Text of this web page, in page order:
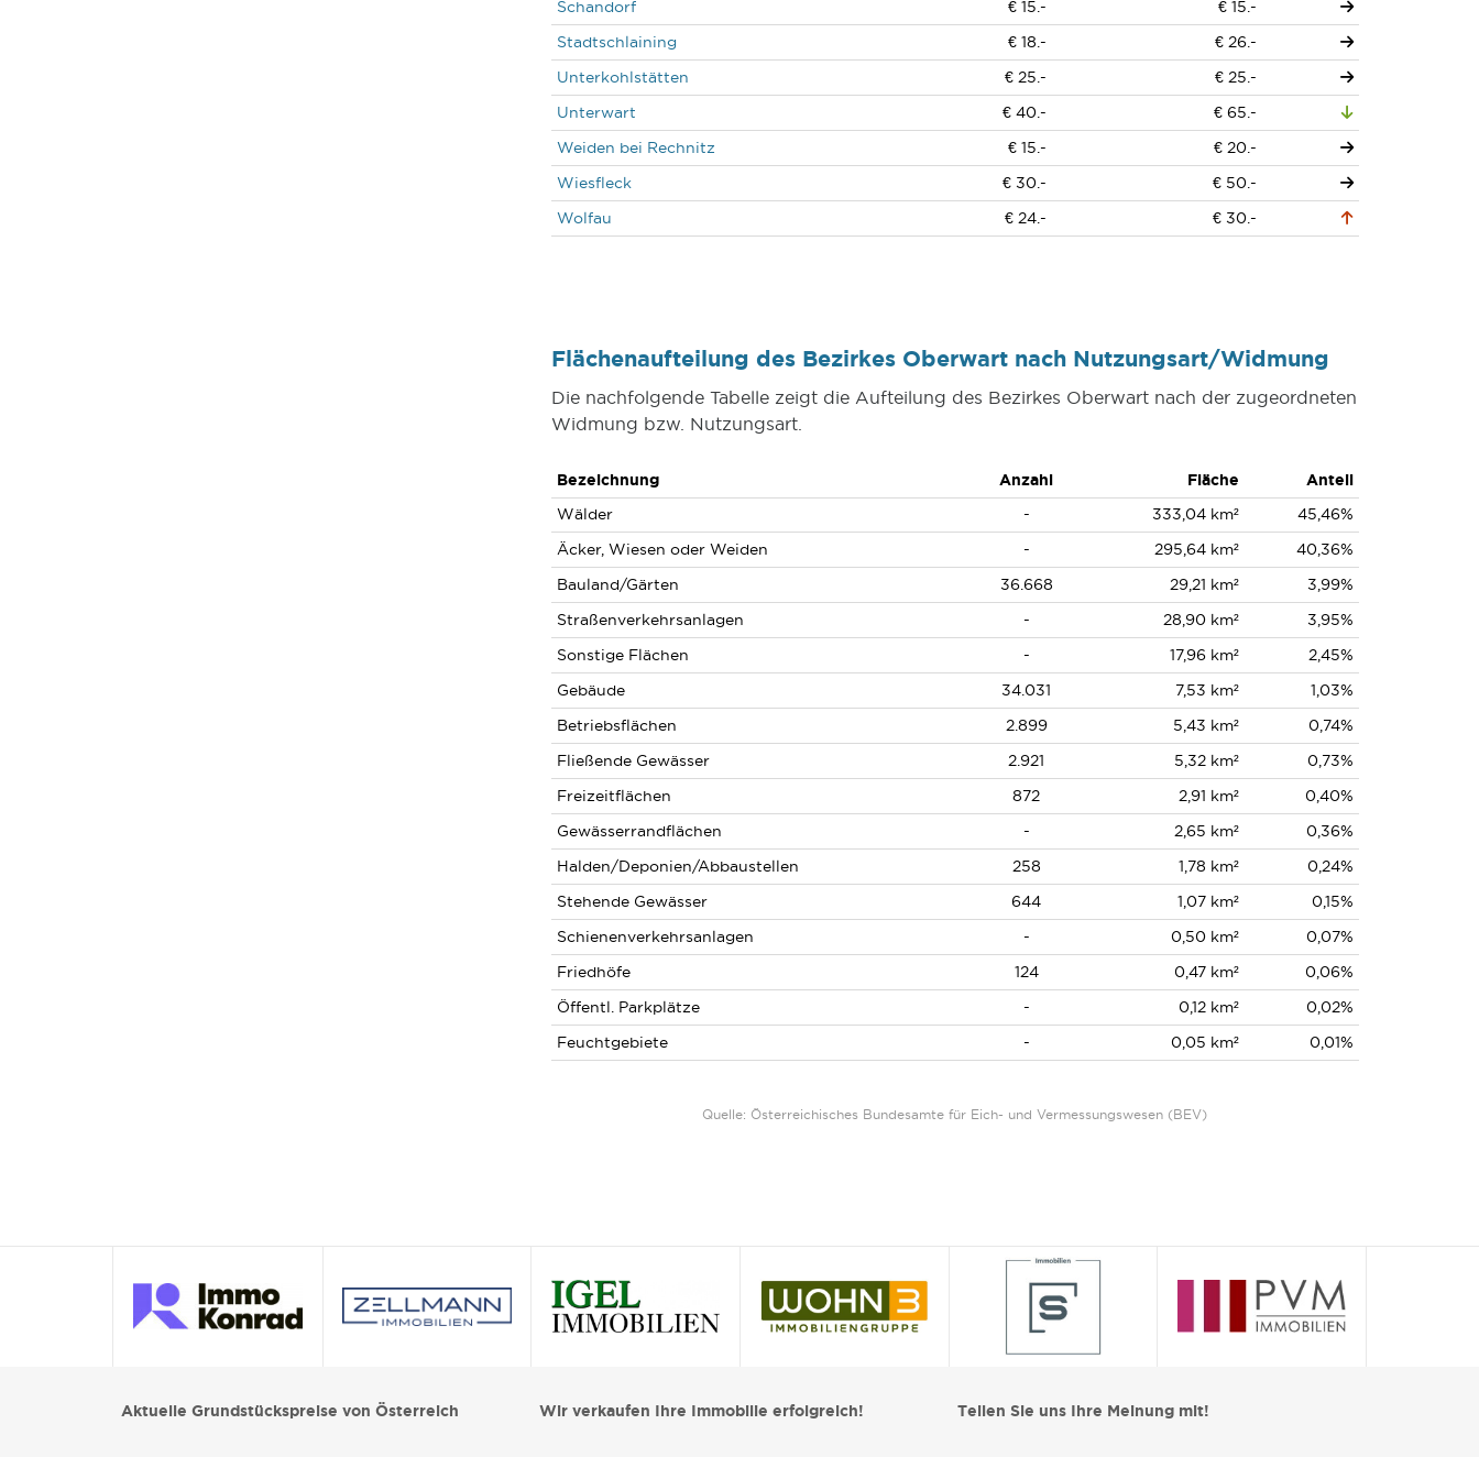
Schandorf
€ 15.-
€ 15.-
Stadtschlaining
€ 18.-
€ 26.-
Unterkohlstätten
€ 25.-
€ 25.-
Unterwart
€ 40.-
€ 65.-
Weiden bei Rechnitz
€ 15.-
€ 20.-
Wiesfleck
€ 30.-
€ 50.-
Wolfau
€ 24.- € 30.-
Flächenaufteilung des Bezirkes Oberwart nach Nutzungsart/Widmung
Die nachfolgende Tabelle zeigt die Aufteilung des Bezirkes Oberwart nach der zugeordneten
Widmung bzw. Nutzungsart.
Bezeichnung Anzahl Fläche
Anteil
Wälder
- 333,04 km²
45,46%
Äcker, Wiesen oder Weiden
- 295,64 km²
40,36%
Bauland/Gärten
36.668 29,21 km²
3,99%
Straßenverkehrsanlagen
- 28,90 km²
3,95%
Sonstige Flächen
- 17,96 km²
2,45%
Gebäude
34.031 7,53 km²
1,03%
Betriebsflächen
2.899 5,43 km²
0,74%
Fließende Gewässer
2.921 5,32 km²
0,73%
Freizeitflächen
872 2,91 km²
0,40%
Gewässerrandflächen
- 2,65 km²
0,36%
Halden/Deponien/Abbaustellen
258 1,78 km²
0,24%
Stehende Gewässer
644 1,07 km²
0,15%
Schienenverkehrsanlagen
- 0,50 km²
0,07%
Friedhöfe
124 0,47 km²
0,06%
Öffentl. Parkplätze
- 0,12 km²
0,02%
Feuchtgebiete
- 0,05 km² 0,01%
Quelle: Österreichisches Bundesamte für Eich- und Vermessungswesen (BEV)
Aktuelle Grundstückspreise von Österreich Wir verkaufen Ihre Immobilie erfolgreich! Teilen Sie uns Ihre Meinung mit!